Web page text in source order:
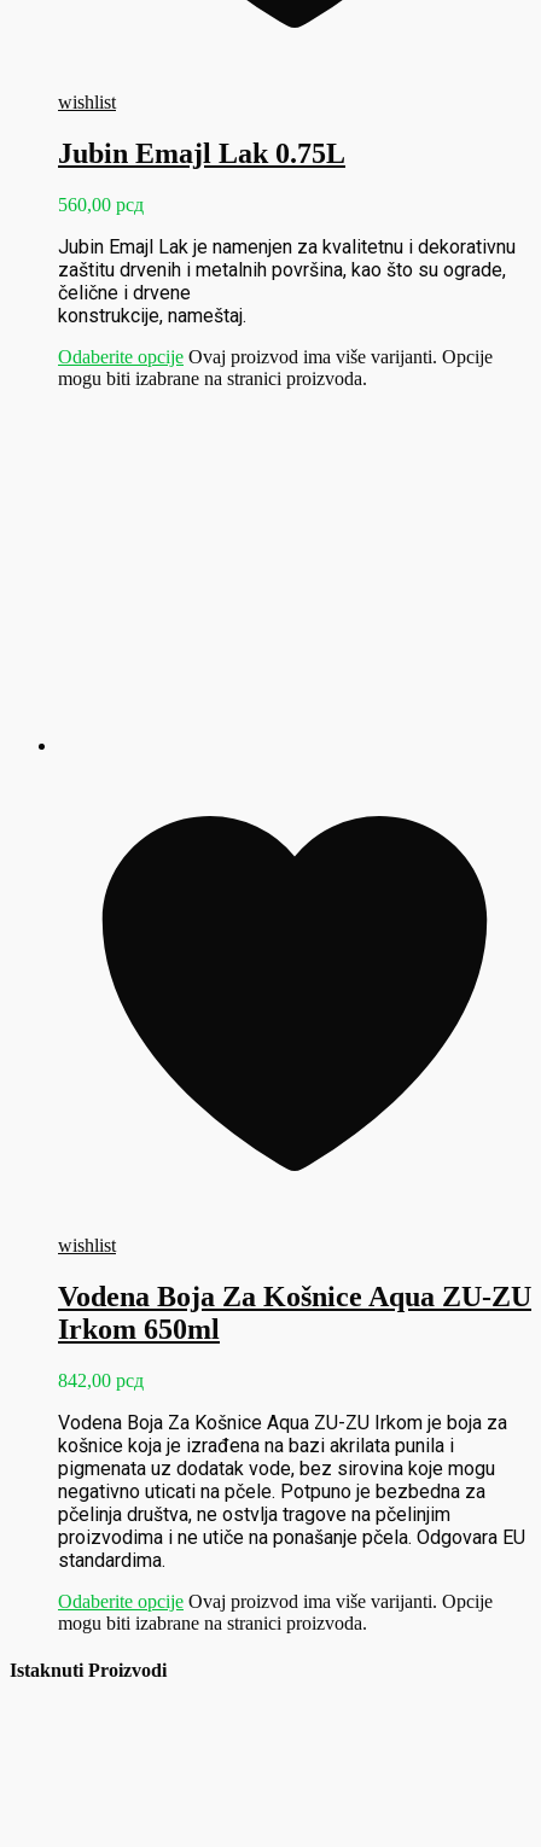
wishlist
Jubin Emajl Lak 0.75L
560,00 рсд
Jubin Emajl Lak je namenjen za kvalitetnu i dekorativnu
zaštitu drvenih i metalnih površina, kao što su ograde,
čelične i drvene
konstrukcije, nameštaj.
Odaberite opcije Ovaj proizvod ima više varijanti. Opcije
mogu biti izabrane na stranici proizvoda.
wishlist
Vodena Boja Za Košnice Aqua ZU-ZU
Irkom 650ml
842,00 рсд
Vodena Boja Za Košnice Aqua ZU-ZU Irkom je boja za
košnice koja je izrađena na bazi akrilata punila i
pigmenata uz dodatak vode, bez sirovina koje mogu
negativno uticati na pčele. Potpuno je bezbedna za
pčelinja društva, ne ostvlja tragove na pčelinjim
proizvodima i ne utiče na ponašanje pčela. Odgovara EU
standardima.
Odaberite opcije Ovaj proizvod ima više varijanti. Opcije
mogu biti izabrane na stranici proizvoda.
Istaknuti Proizvodi